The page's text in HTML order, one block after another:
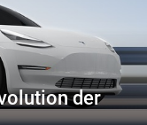
der